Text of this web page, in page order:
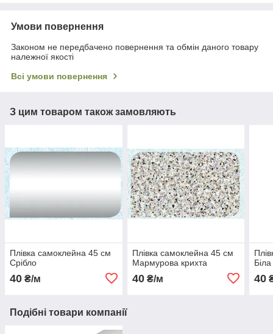
Умови повернення
Законом не передбачено повернення та обмін даного товару
належної якості
Всі умови повернення
З цим товаром також замовляють
Плівка самоклейна 45 см
Срібло
40 ₴/м
Плівка самоклейна 45 см
Мармурова крихта
40₴/м
Біла
40
Подібні товари компанії